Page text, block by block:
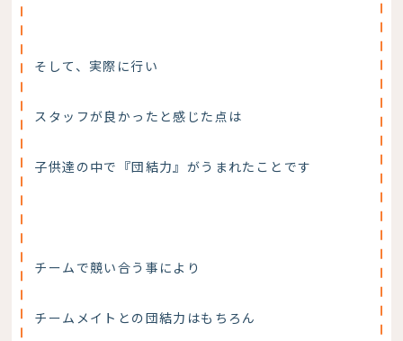
そして、実際に行い
スタッフが良かったと感じた点は
子供達の中で『団結力』がうまれたことです
チームで競い合う事により
チームメイトとの団結力はもちろん